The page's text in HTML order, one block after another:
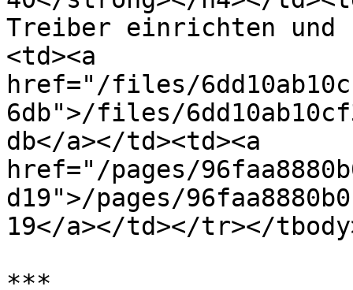
Treiber einrichten
<td><a
href="/files/
6db">/files/
db</a></td><td><a
href="/pages/
d19">/pages/
19</a></td></tr></
***